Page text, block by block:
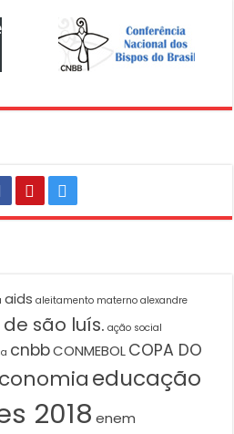
aids aleitamento materno alexandre
são luís. ação social
cnbbCONMEBOLCOPA DO
educação
2018 enem